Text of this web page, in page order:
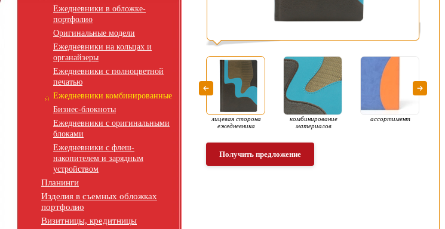
Ежедневники в обложке-
портфолио
Оригинальные модели
Ежедневники на кольцах и
органайзеры
Ежедневники с полноцветной
печатью
Ежедневники комбинированные
Бизнес-блокноты
Ежедневники с оригинальными
блоками
Ежедневники с флеш-
накопителем и зарядным
устройством
Планинги
Изделия в съемных обложках
портфолио
Визитницы, кредитницы
лицевая сторона
ежедневника
комбинирование
материалов
ассортимент
Получить предложение